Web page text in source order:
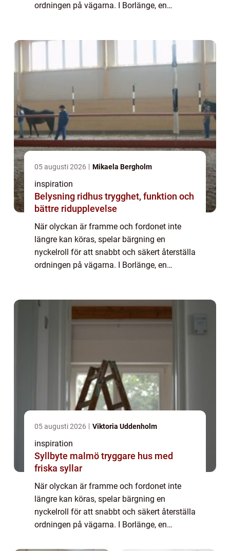
ordningen på vägarna. I Borlänge, en
05 augusti 2026 Mikaela Bergholm
inspiration
Belysning ridhus trygghet, funktion och
bättre ridupplevelse
När olyckan är framme och fordonet inte
längre kan köras, spelar bärgning en
nyckelroll för att snabbt och säkert återställa
ordningen på vägarna. I Borlänge, en
05 augusti 2026 Viktoria Uddenholm
inspiration
Syllbyte malmö tryggare hus med
friska syllar
När olyckan är framme och fordonet inte
längre kan köras, spelar bärgning en
nyckelroll för att snabbt och säkert återställa
ordningen på vägarna. I Borlänge, en